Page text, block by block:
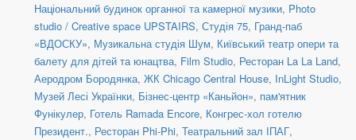
Національний будинок органної та камерної музики, Photo
studio / Creative space UPSTAIRS, Студія 75, Гранд-паб
«ВДОСКУ», Музикальна студія Шум, Київський театр опери та
балету для дітей та юнацтва, Film Studio, Ресторан La La Land,
Аеродром Бородянка, ЖК Chicago Central House, InLight Studio,
Музей Лесі Українки, Бізнес-центр «Каньйон», пам'ятник
Фунікулер, Готель Ramada Encore, Конгрес-хол готелю
Президент., Ресторан Phi-Phi, Театральний зал ІПАГ,